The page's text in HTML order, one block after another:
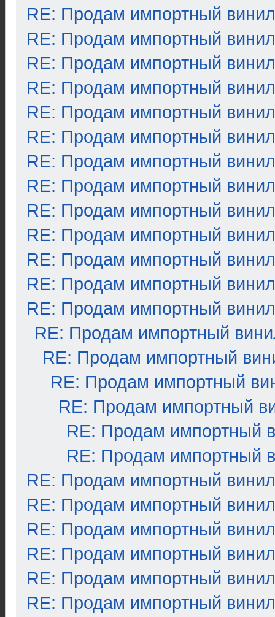
RE: Продам импортный винил
RE: Продам импортный винил
RE: Продам импортный винил
RE: Продам импортный винил
RE: Продам импортный винил
RE: Продам импортный винил
RE: Продам импортный винил
RE: Продам импортный винил
RE: Продам импортный винил
RE: Продам импортный винил
RE: Продам импортный винил
RE: Продам импортный винил
RE: Продам импортный винил
RE: Продам импортный
RE: Продам импортный
RE: Продам импортный
RE: Продам импортный
RE: Продам импортный
RE: Продам импортный
RE: Продам импортный винил
RE: Продам импортный винил
RE: Продам импортный винил
RE: Продам импортный винил
RE: Продам импортный винил
RE: Продам импортный винил